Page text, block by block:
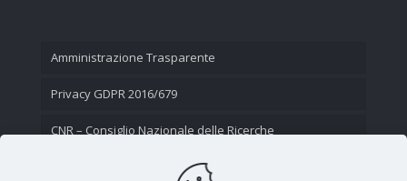
Amministrazione Trasparente
Privacy GDPR 2016/679
CNR – Consiglio Nazionale delle Ricerche